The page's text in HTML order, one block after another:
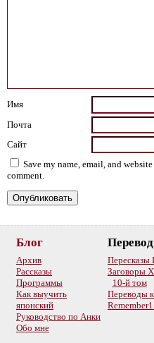
Имя
Почта
Сайт
Save my name, email, and
comment.
Блог
Архив
Рассказы
Программы
Как выучить
японский
Руководство по Анки
Обо мне
Заговоры
10-й том
Переводы